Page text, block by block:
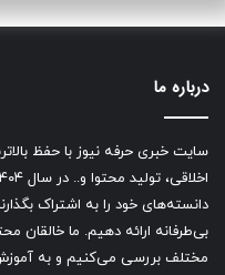
درباره ما
سایت خبری حرفه نیوز با حفظ
دانسته‌های خود را به اشتراک
بی‌طرفانه ارائه دهیم. ما خالقان
مختلف بررسی می‌کنیم و به